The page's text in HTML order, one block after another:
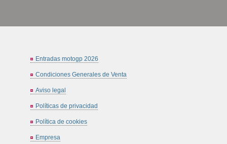
Entradas motogp 2026
Condiciones Generales de Venta
Aviso legal
Políticas de privacidad
Política de cookies
Empresa